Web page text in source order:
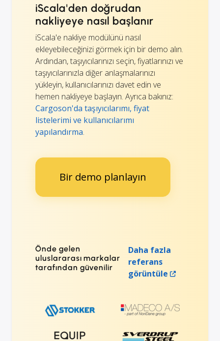
iScala'den doğrudan
nakliyeye nasıl başlanır
iScala'e nakliye modülünü nasıl
ekleyebileceğinizi görmek için bir demo alın.
Ardından, taşıyıcılarınızı seçin, fiyatlarınızı ve
taşıyıcılarınızla diğer anlaşmalarınızı
yükleyin, kullanıcılarınızı davet edin ve
hemen nakliyeye başlayın. Ayrıca bakınız:
Cargoson'da taşıyıcılarımı, fiyat
listelerimi ve kullanıcılarımı
yapılandırma.
Bir demo planlayın
Önde gelen
uluslararası markalar
tarafından güvenilir
Daha fazla
referans
görüntüle